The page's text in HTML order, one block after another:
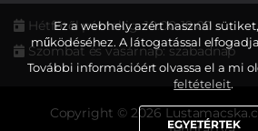
Hétfőtől péntekig: 10:00-19:00
Szombat és vasárnap: szabadnap
Copyright © 2026
Ez a webhely azért használ
működéséhez. A látogatással
További információért olvassa el a mi
feltételeit.
EGYETÉRTEK